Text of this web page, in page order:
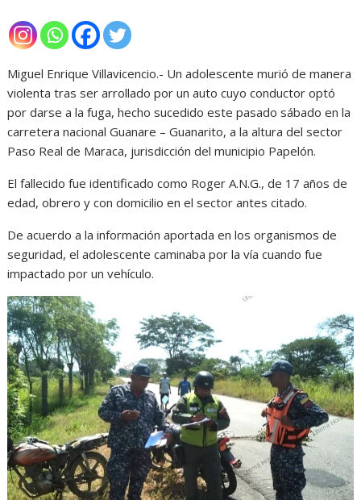
Miguel Enrique Villavicencio.- Un adolescente murió de manera
violenta tras ser arrollado por un auto cuyo conductor optó
por darse a la fuga, hecho sucedido este pasado sábado en la
carretera nacional Guanare – Guanarito, a la altura del sector
Paso Real de Maraca, jurisdicción del municipio Papelón.
El fallecido fue identificado como Roger A.N.G., de 17 años de
edad, obrero y con domicilio en el sector antes citado.
De acuerdo a la información aportada en los organismos de
seguridad, el adolescente caminaba por la vía cuando fue
impactado por un vehículo.